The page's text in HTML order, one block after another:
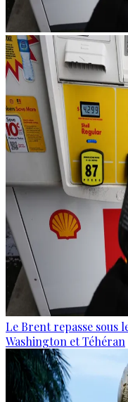
Le Brent repasse sous
Washington et Téhéran